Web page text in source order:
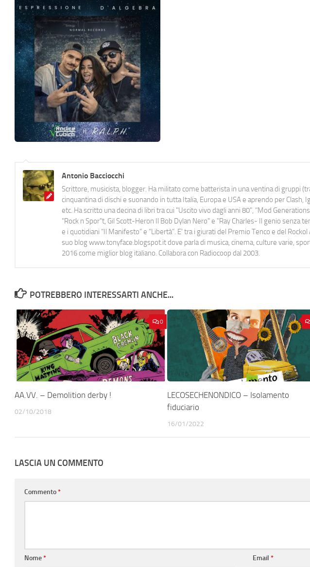
Antonio Bacciocchi
Scrittore, musicista, blogger. Ha militato come batterista in una ventina di gruppi
cinquantina di dischi e suonando in tutta Italia, Europa e USA e aprendo per Clash,
etc. Ha scritto una decina di libri tra cui "Uscito vivo dagli anni 80", "Mod
"Rock n Spor"t, Gil Scott-Heron Il Bob Dylan Nero" e "Ray Charles- Il genio senza
e i quotidiani “Il Manifesto” e “Libertà”. E' tra i giurati del Premio Tenco e del
suo blog www.tonyface.blogspot.it dove parla di musica, cinema, culture varie,
2016 come miglior blog italiano. Collabora con Radiocoop dal 2003.
POTREBBERO INTERESSARTI ANCHE...
0
AA.VV. – Demolition derby !
02/10/2018
LECOSECHENONDICO – Isolamento
fiduciario
16/01/2022
LASCIA UN COMMENTO
Commento*
Nome* Email*